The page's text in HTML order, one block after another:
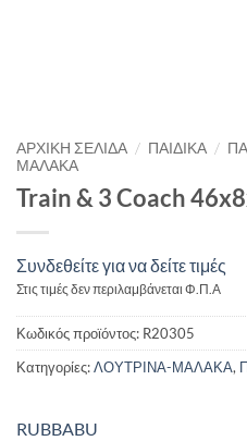
ΑΡΧΙΚΉ ΣΕΛΊΔΑ / ΠΑΙΔΙΚΑ /
ΜΑΛΑΚΑ
Train & 3 Coach
Συνδεθείτε για να δείτε τιμές
Στις τιμές δεν περιλαμβάνεται Φ.Π.Α
Κωδικός προϊόντος: R20305
Κατηγορίες:ΛΟΥΤΡΙΝΑ-ΜΑΛΑΚΑ,
RUBBABU